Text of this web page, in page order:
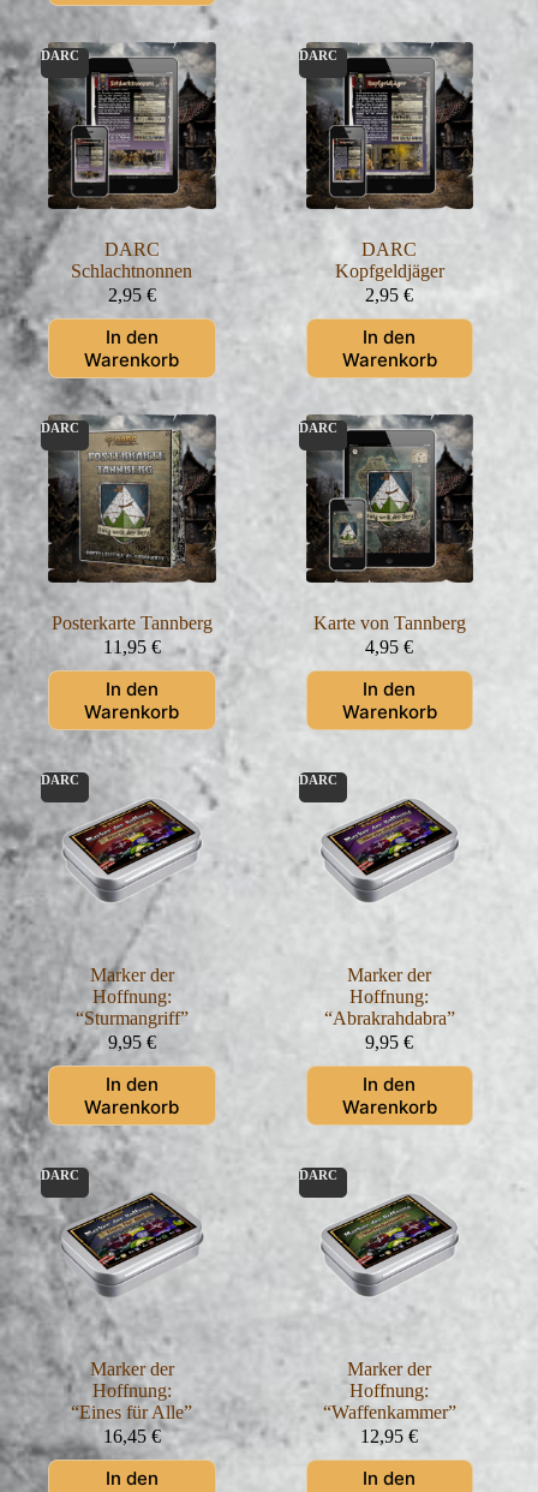
DARC
DARC
Schlachtnonnen
2,95 €
In den
Warenkorb
DARC
DARC
Kopfgeldjäger
2,95€
In den
Warenkorb
DARC
Posterkarte Tannberg
11,95 €
In den
Warenkorb
DARC
Karte von Tannberg
4,95€
In den
Warenkorb
DARC
Marker der
Hoffnung:
“Sturmangriff”
9,95 €
In den
Warenkorb
DARC
Marker der
Hoffnung:
“Abrakrahdabra”
9,95€
In den
Warenkorb
DARC
Marker der
Hoffnung:
“Eines für Alle”
16,45€
In den
DARC
Marker der
Hoffnung:
“Waffenkammer”
12,95€
In den